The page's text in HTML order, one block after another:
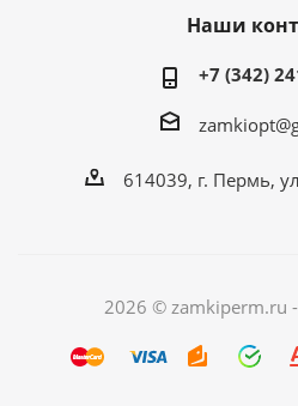
Наши
+7 (342)
614039, г. Пермь,
2026 © zamkiperm.ru